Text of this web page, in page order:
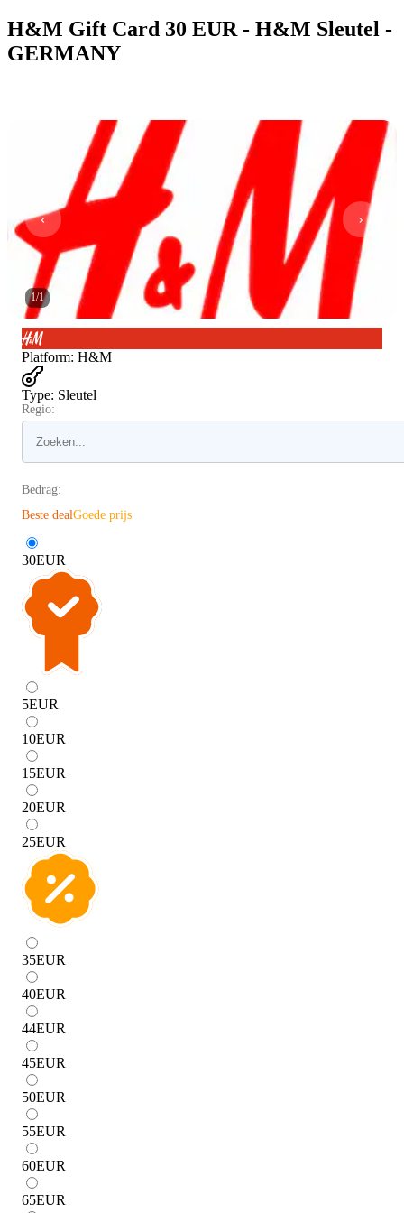
H&M Gift Card 30 EUR - H&M Sleutel -
GERMANY
1/1
Platform: H&M
Type: Sleutel
Regio:
Bedrag:
Beste dealGoede prijs
30EUR
5EUR
10EUR
15EUR
20EUR
25EUR
35EUR
40EUR
44EUR
45EUR
50EUR
55EUR
60EUR
65EUR